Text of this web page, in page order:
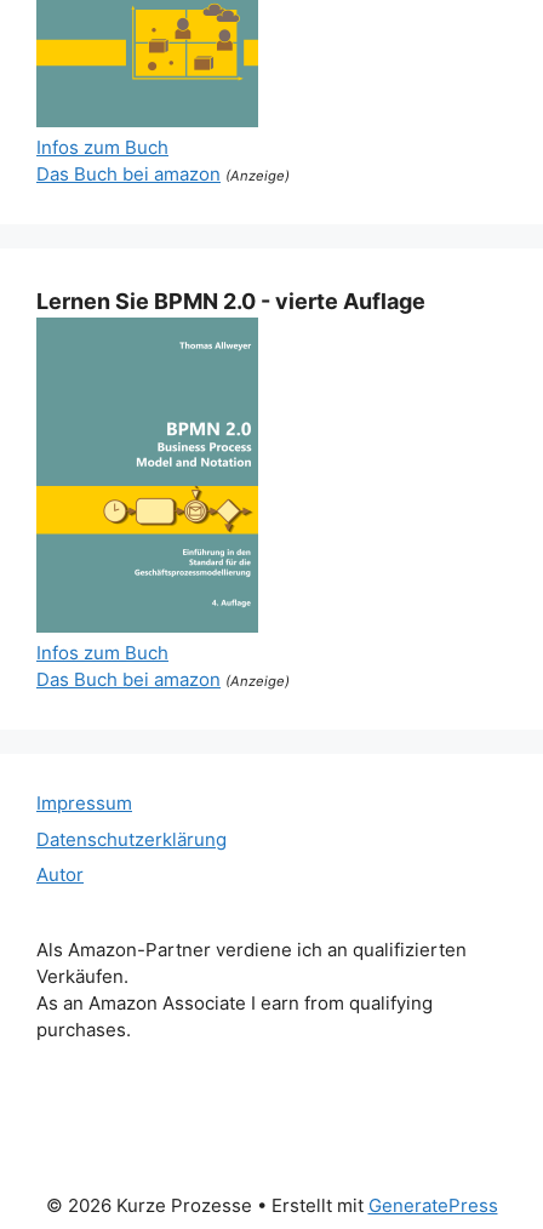
Infos zum Buch
Das Buch bei amazon (Anzeige)
Lernen Sie BPMN 2.0 - vierte Auflage
Infos zum Buch
Das Buch bei amazon (Anzeige)
Impressum
Datenschutzerklärung
Autor
Als Amazon-Partner verdiene ich an qualifizierten
Verkäufen.
As an Amazon Associate I earn from qualifying
purchases.
© 2026 Kurze Prozesse • Erstellt mit GeneratePress